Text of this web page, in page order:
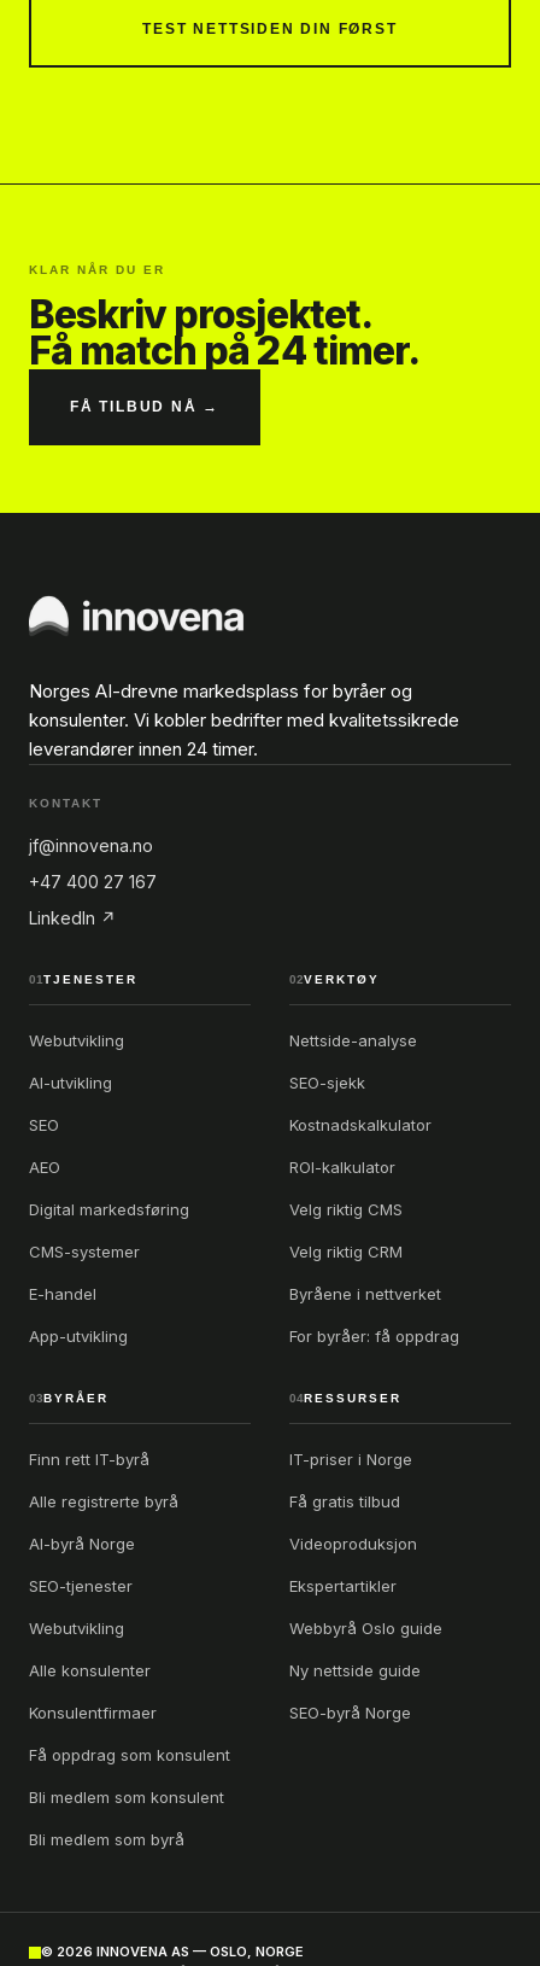
TEST NETTSIDEN DIN FØRST
KLAR NÅR DU ER
Beskriv prosjektet.
Få match på 24 timer.
FÅ TILBUD NÅ →
Norges AI-drevne markedsplass for byråer og
konsulenter. Vi kobler bedrifter med kvalitetssikrede
leverandører innen 24 timer.
KONTAKT
jf@innovena.no
+47 400 27 167
LinkedIn ↗
01TJENESTER
Webutvikling
AI-utvikling
SEO
AEO
Digital markedsføring
CMS-systemer
E-handel
App-utvikling
02VERKTØY
Nettside-analyse
SEO-sjekk
Kostnadskalkulator
ROI-kalkulator
Velg riktig CMS
Velg riktig CRM
Byråene i nettverket
For byråer: få oppdrag
03 BYRÅER
Finn rett IT-byrå
Alle registrerte byrå
AI-byrå Norge
SEO-tjenester
Webutvikling
Alle konsulenter
Konsulentfirmaer
Få oppdrag som konsulent
Bli medlem som konsulent
Bli medlem som byrå
04RESSURSER
IT-priser i Norge
Få gratis tilbud
Videoproduksjon
Ekspertartikler
Webbyrå Oslo guide
Ny nettside guide
SEO-byrå Norge
© 2026 INNOVENA AS — OSLO, NORGE